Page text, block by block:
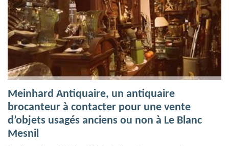
Meinhard Antiquaire, un antiquaire
brocanteur à contacter pour une vente
d’objets usagés anciens ou non à Le Blanc
Mesnil